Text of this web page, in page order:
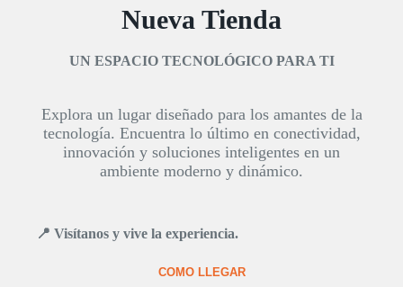
Nueva Tienda
UN ESPACIO TECNOLÓGICO PARA TI
Explora un lugar diseñado para los amantes de la
tecnología. Encuentra lo último en conectividad,
innovación y soluciones inteligentes en un
ambiente moderno y dinámico.
📍 Visítanos y vive la experiencia.
COMO LLEGAR